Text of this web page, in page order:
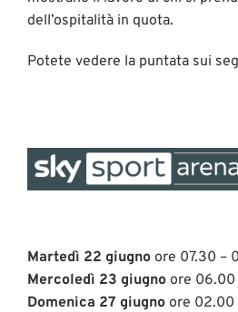
dell’ospitalità in quota.
Potete vedere la puntata sui
Martedì 22 giugno ore 07.30 –
Mercoledì 23 giugno ore 06.00
Domenica 27 giugno ore 02.00